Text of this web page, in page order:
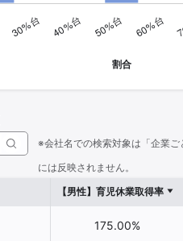
※会社名での検索対象は「企業
には反映されません。
【男性】育児休業取得率
175.00%